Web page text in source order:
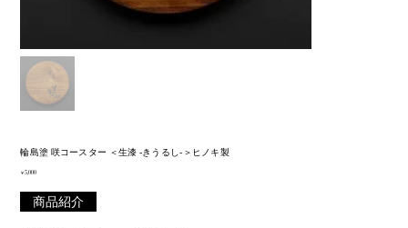
輪島塗 咲コースター ＜生漆 ‐きうるし‐＞ヒノキ製
価
￥5,000
商品紹介